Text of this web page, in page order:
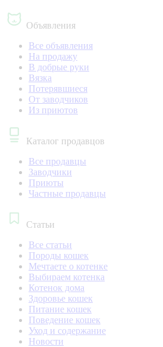
Объявления
Все объявления
На продажу
В добрые руки
Вязка
Потерявшиеся
От заводчиков
Из приютов
Каталог продавцов
Все продавцы
Заводчики
Приюты
Частные продавцы
Статьи
Все статьи
Породы кошек
Мечтаете о котенке
Выбираем котенка
Котенок дома
Здоровье кошек
Питание кошек
Поведение кошек
Уход и содержание
Новости